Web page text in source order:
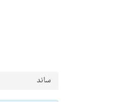
ساند